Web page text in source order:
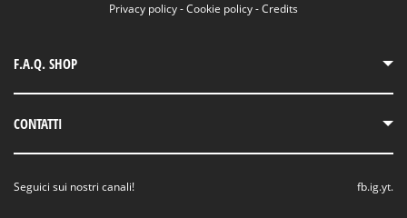
Privacy policy-Cookie policy-Credits
F.A.Q. SHOP
Gestione Resi
CONTATTI
M.info@dsb-bonandrini.com
Seguici sui nostri canali! fb.ig.yt.